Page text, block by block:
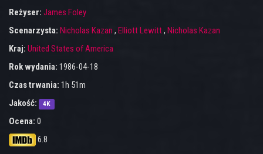
Reżyser: James Foley
Scenarzysta: Nicholas Kazan , Elliott Lewitt, Nicholas Kazan
Kraj: United States of America
Rok wydania: 1986-04-18
Czas trwania: 1h 51m
Jakość:
4K
Ocena: 0
6.8